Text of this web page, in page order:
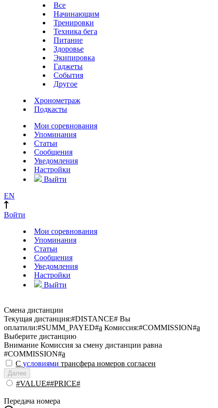
Все
Начинающим
Тренировки
Техника бега
Питание
Здоровье
Экипировка
Гаджеты
События
Другое
Хронометраж
Подкасты
Мои соревнования
Упоминания
Статьи
Сообщения
Уведомления
Настройки
Выйти
EN
Войти
Мои соревнования
Упоминания
Статьи
Сообщения
Уведомления
Настройки
Выйти
Смена дистанции
Текущая дистанция:#DISTANCE# Вы
оплатили:#SUMM_PAYED#a Комиссия:#COMMISSION#a
Выберите дистанцию
Внимание Комиссия за смену дистанции равна
#COMMISSION#a
С условиями трансфера номеров согласен
Далее
#VALUE##PRICE#
Передача номера